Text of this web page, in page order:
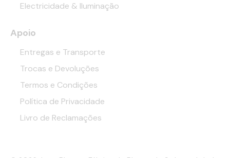
Electricidade & Iluminação
Apoio
Entregas e Transporte
Trocas e Devoluções
Termos e Condições
Política de Privacidade
Livro de Reclamações